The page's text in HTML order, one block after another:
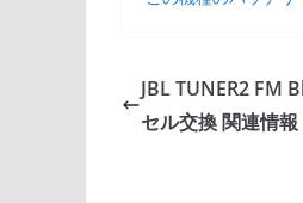
JBL TUNER2 FM
セル交換 関連情報